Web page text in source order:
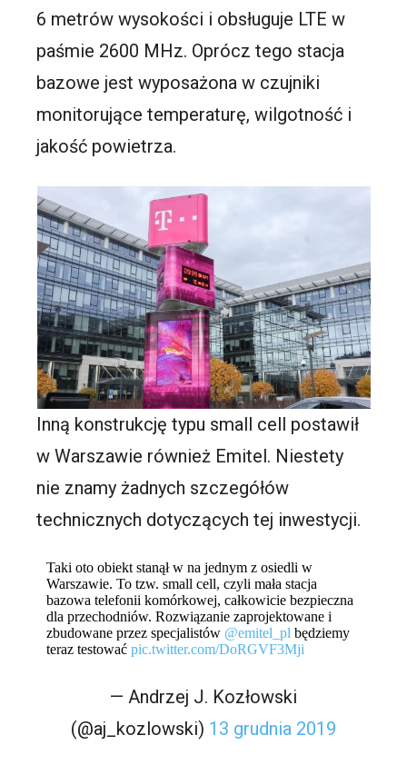
6 metrów wysokości i obsługuje LTE w
paśmie 2600 MHz. Oprócz tego stacja
bazowe jest wyposażona w czujniki
monitorujące temperaturę, wilgotność i
jakość powietrza.
Inną konstrukcję typu small cell postawił
w Warszawie również Emitel. Niestety
nie znamy żadnych szczegółów
technicznych dotyczących tej inwestycji.
Taki oto obiekt stanął w na jednym z osiedli w
Warszawie. To tzw. small cell, czyli mała stacja
bazowa telefonii komórkowej, całkowicie bezpieczna
dla przechodniów. Rozwiązanie zaprojektowane i
zbudowane przez specjalistów ⁦ @emitel_pl ⁩ będziemy
teraz testowaćpic.twitter.com/DoRGVF3Mji
— Andrzej J. Kozłowski
(@aj_kozlowski) 13 grudnia 2019